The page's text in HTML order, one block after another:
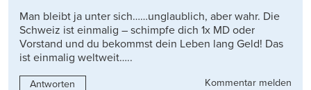
Man bleibt ja unter sich……unglaublich, aber wahr. Die
Schweiz ist einmalig – schimpfe dich 1x MD oder
Vorstand und du bekommst dein Leben lang Geld! Das
ist einmalig weltweit…..
Antworten
Kommentar melden